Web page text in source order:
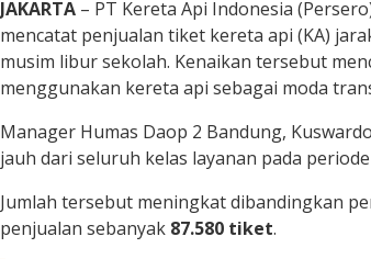
JAKARTA – PT Kereta Api Indonesia
mencatat penjualan tiket kereta api (KA)
musim libur sekolah. Kenaikan tersebut
menggunakan kereta api sebagai moda
Manager Humas Daop 2 Bandung,
jauh dari seluruh kelas layanan pada
Jumlah tersebut meningkat dibandingkan
penjualan sebanyak 87.580 tiket.